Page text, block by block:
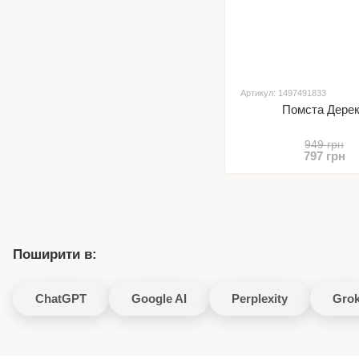
Артикул: 1497491833
Помста
949 грн
797 грн
Поширити в:
ChatGPT Google AI Perplexity